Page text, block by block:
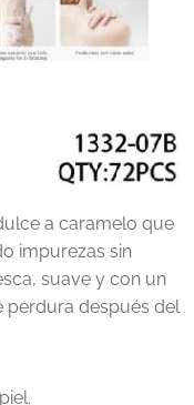
a caramelo que
impurezas sin
suave y con un
perdura después del